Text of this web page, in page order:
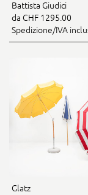
Battista Giudici
da CHF 1295.00
Spedizione/IVA
Glatz